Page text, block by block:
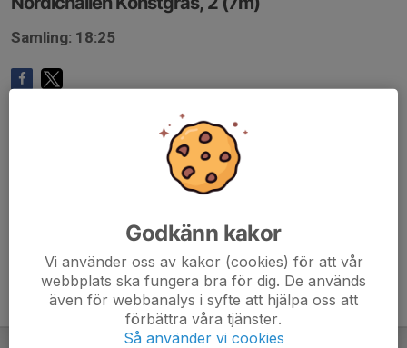
Samling: 18:25
Godkänn kakor
Vi använder oss av kakor (cookies) för att vår
webbplats ska fungera bra för dig. De används
även för webbanalys i syfte att hjälpa oss att
förbättra våra tjänster.
Så använder vi cookies